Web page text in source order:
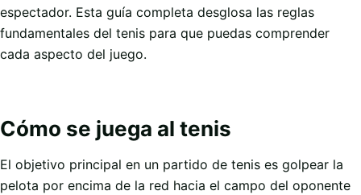
espectador. Esta guía completa desglosa las reglas
fundamentales del tenis para que puedas comprender
cada aspecto del juego.
Cómo se juega al tenis
El objetivo principal en un partido de tenis es golpear la
pelota por encima de la red hacia el campo del oponente